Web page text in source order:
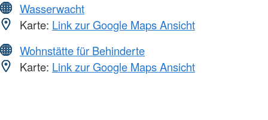
Wasserwacht
Karte: Link zur Google Maps Ansicht
Wohnstätte für Behinderte
Karte: Link zur Google Maps Ansicht